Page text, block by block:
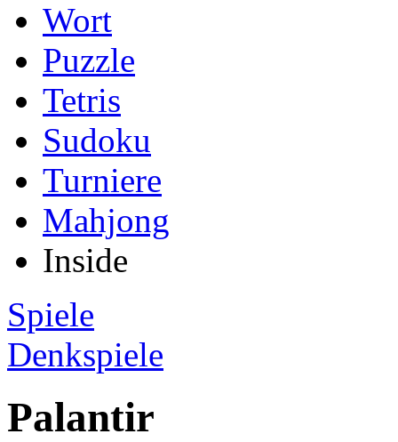
Wort
Puzzle
Tetris
Sudoku
Turniere
Mahjong
Inside
Spiele
Denkspiele
Palantir